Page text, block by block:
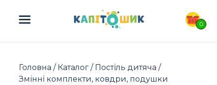
0
ПОШУК ТОВАРІВ:
Головна / Каталог / Постіль дитяча /
Змінні комплекти, ковдри, подушки